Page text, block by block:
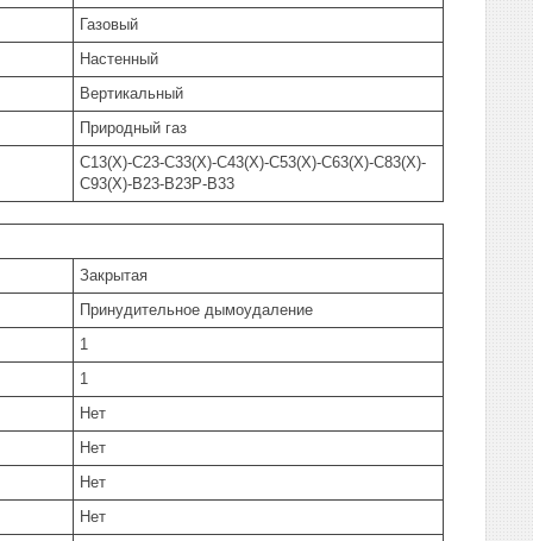
Газовый
Настенный
Вертикальный
Природный газ
C13(X)-C23-C33(X)-C43(X)-C53(X)-C63(X)-C83(X)-
C93(X)-B23-B23P-B33
Закрытая
Принудительное дымоудаление
1
1
Нет
Нет
Нет
Нет